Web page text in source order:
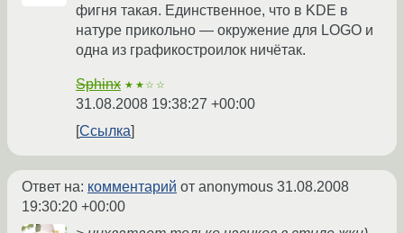
фигня такая. Единственное, что в KDE в
натуре прикольно — окружение для LOGO и
одна из графикостроилок ничётак.
Sphinx ★★☆☆
31.08.2008 19:38:27 +00:00
Ссылка
Ответ на: комментарий от anonymous 31.08.2008
19:30:20 +00:00